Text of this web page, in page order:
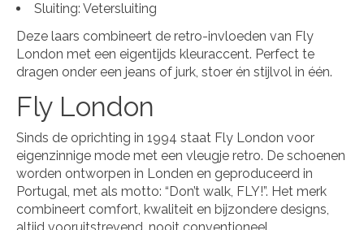
Sluiting: Vetersluiting
Deze laars combineert de retro-invloeden van Fly
London met een eigentijds kleuraccent. Perfect te
dragen onder een jeans of jurk, stoer én stijlvol in één.
Fly London
Sinds de oprichting in 1994 staat Fly London voor
eigenzinnige mode met een vleugje retro. De schoenen
worden ontworpen in Londen en geproduceerd in
Portugal, met als motto: “Don’t walk, FLY!”. Het merk
combineert comfort, kwaliteit en bijzondere designs,